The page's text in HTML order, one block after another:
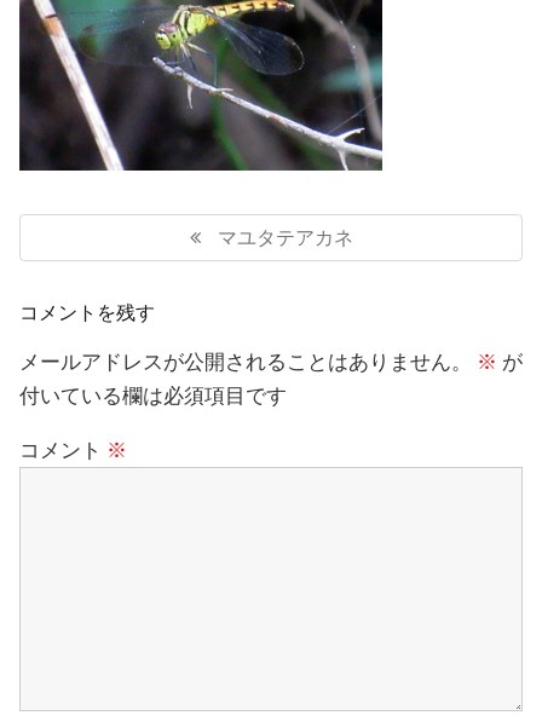
ナ
ゲ
シ
ョ
ン
Previous
Post:
マユタテアカネ
コメントを残す
メールアドレスが公開されることはありません。 ※ が
付いている欄は必須項目です
コメント ※